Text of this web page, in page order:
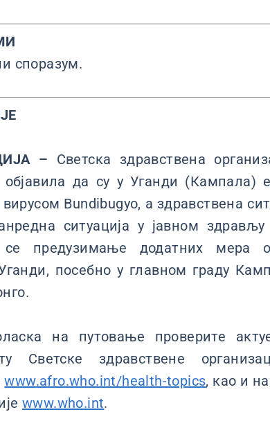
споразум.
– Светска здравствена
објавила да су у Уганди (Кампала)
Bundibugyo, a здравствена
ситуација у јавном
се предузимање додатних мера
посебно у главном граду
на путовање проверите
Светске здравствене
www.afro.who.int/health-topics, као и
www.who.int.